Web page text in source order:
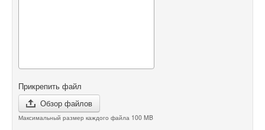
Прикрепить файл
Обзор файлов
Максимальный размер каждого файла 100 MB